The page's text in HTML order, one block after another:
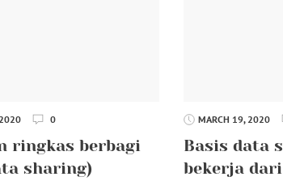
0
ringkas berbagi
sharing)
MARCH 19, 2020
Basis data
bekerja